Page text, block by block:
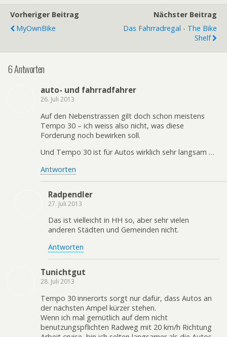
Vorheriger Beitrag
MyOwnBike
Nächster Beitrag
Das Fahrradregal - The Bike
Shelf
6 Antworten
auto- und fahrradfahrer
26. Juli 2013
Auf den Nebenstrassen gilt doch schon meistens
Tempo 30 – ich weiss also nicht, was diese
Forderung noch bewirken soll.
Und Tempo 30 ist für Autos wirklich sehr langsam …
Antworten
Radpendler
27. Juli 2013
Das ist vielleicht in HH so, aber sehr vielen
anderen Städten und Gemeinden nicht.
Antworten
Tunichtgut
28. Juli 2013
Tempo 30 innerorts sorgt nur dafür, dass Autos an
der nächsten Ampel kürzer stehen.
Wenn ich mal gemütlich auf dem nicht
benutzungspflichten Radweg mit 20 km/h Richtung